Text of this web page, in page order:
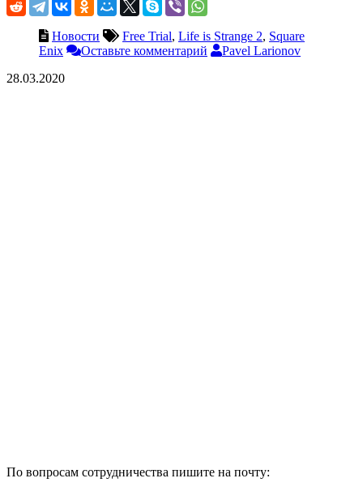
Новости Free Trial, Life is Strange 2, Square
Enix
Оставьте комментарий
Pavel Larionov
28.03.2020
По вопросам сотрудничества пишите на почту: